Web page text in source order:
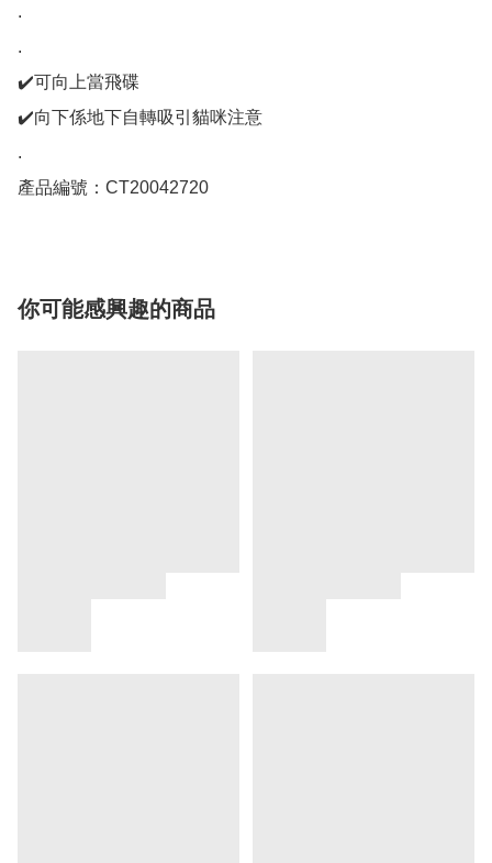
.
.
✔️可向上當飛碟
✔️向下係地下自轉吸引貓咪注意
.
產品編號：CT20042720
你可能感興趣的商品